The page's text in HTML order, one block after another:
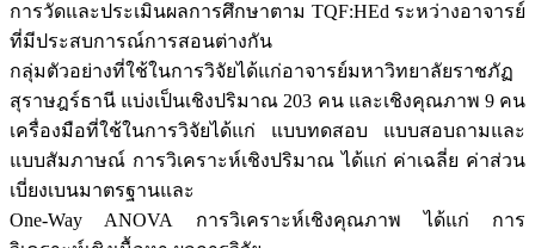
การวัดและประเมินผลการศึกษาตาม TQF:HEd ระหว่างอาจารย์
ที่มีประสบการณ์การสอนต่างกัน
กลุ่มตัวอย่างที่ใช้ในการวิจัยได้แก่อาจารย์มหาวิทยาลัยราชภัฏ
สุราษฎร์ธานี แบ่งเป็นเชิงปริมาณ 203 คน และเชิงคุณภาพ 9 คน
เครื่องมือที่ใช้ในการวิจัยได้แก่ แบบทดสอบ แบบสอบถามและ
แบบสัมภาษณ์ การวิเคราะห์เชิงปริมาณ ได้แก่ ค่าเฉลี่ย ค่าส่วน
เบี่ยงเบนมาตรฐานและ
One-Way ANOVA การวิเคราะห์เชิงคุณภาพ ได้แก่ การ